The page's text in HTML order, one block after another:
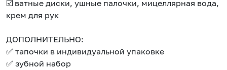
☑️ ватные диски, ушные палочки, мицеллярная вода,
крем для рук
ДОПОЛНИТЕЛЬНО:
✅ тапочки в индивидуальной упаковке
✅ зубной набор